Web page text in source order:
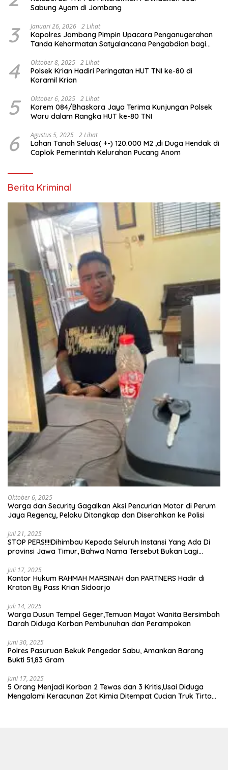
Sabung Ayam di Jombang
3 Januari 26, 2026 2 Lihat
Kapolres Jombang Pimpin Upacara Penganugerahan
Tanda Kehormatan Satyalancana Pengabdian bagi
4 Oktober 8, 2025 2 Lihat
Polsek Krian Hadiri Peringatan HUT TNI ke-80 di
Koramil Krian
5 Oktober 6, 2025 2 Lihat
Korem 084/Bhaskara Jaya Terima Kunjungan Polsek
6 Agustus 5, 2025 2 Lihat
Lahan Tanah Seluas( +-) 120.000 M2 ,di Duga Hendak di
Caplok Pemerintah Kelurahan Pucang Anom
Berita Kriminal
Oktober 6, 2025
Warga dan Security Gagalkan Aksi Pencurian Motor di Perum
Jaya Regency, Pelaku Ditangkap dan Diserahkan ke Polisi
Juli 21, 2025
STOP PERS!!!!Dihimbau Kepada Seluruh Instansi Yang Ada Di
provinsi Jawa Timur, Bahwa Nama Tersebut Bukan Lagi
Juli 17, 2025
Kantor Hukum RAHMAH MARSINAH dan PARTNERS Hadir di
Kraton By Pass Krian Sidoarjo
Juli 14, 2025
Warga Dusun Tempel Geger,Temuan Mayat Wanita Bersimbah
Darah Diduga Korban Pembunuhan dan Perampokan
Juni 30, 2025
Polres Pasuruan Bekuk Pengedar Sabu, Amankan Barang
Bukti 51,83 Gram
Juni 17, 2025
5 Orang Menjadi Korban 2 Tewas dan 3 Kritis,Usai Diduga
Mengalami Keracunan Zat Kimia Ditempat Cucian Truk Tirta